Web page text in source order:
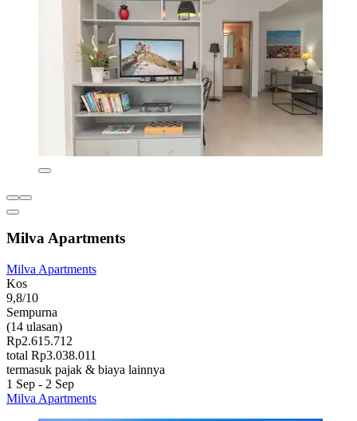
Milva Apartments
Milva Apartments
Kos
9,8/10
Sempurna
(14 ulasan)
Rp2.615.712
total Rp3.038.011
termasuk pajak & biaya lainnya
1 Sep - 2 Sep
Milva Apartments